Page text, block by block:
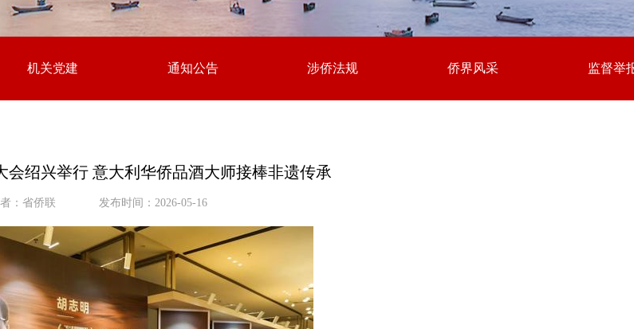
机关党建 通知公告 涉侨法规 侨界风采 监督举
会绍兴举行 意大利华侨品酒大师接棒非遗传承
：省侨联 发布时间：2026-05-16